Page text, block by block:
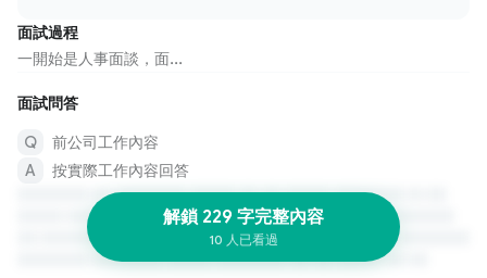
面試過程
一開始是人事面談，面...
面試問答
前公司工作內容
按實際工作內容回答
解鎖 229 字完整內容
10 人已看過